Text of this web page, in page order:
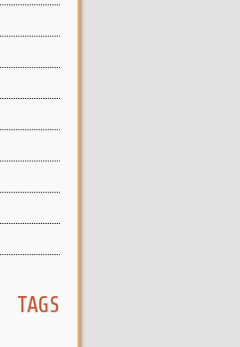
TAGS